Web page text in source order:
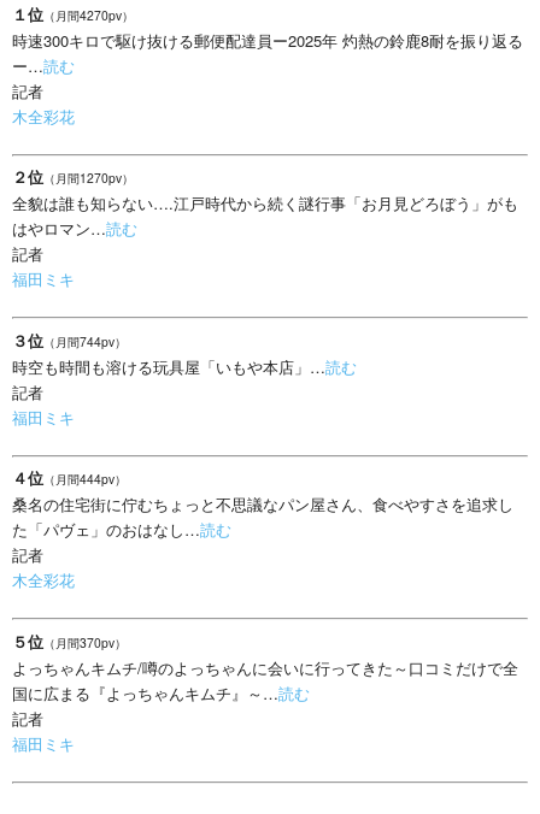
１位 （月間4270pv）
時速300キロで駆け抜ける郵便配達員ー2025年 灼熱の鈴鹿8耐を振り返る
ー…読む
記者
木全彩花
２位 （月間1270pv）
全貌は誰も知らない….江戸時代から続く謎行事「お月見どろぼう」がも
はやロマン…読む
記者
福田ミキ
３位 （月間744pv）
時空も時間も溶ける玩具屋「いもや本店」…読む
記者
福田ミキ
４位 （月間444pv）
桑名の住宅街に佇むちょっと不思議なパン屋さん、食べやすさを追求し
た「パヴェ」のおはなし…読む
記者
木全彩花
５位 （月間370pv）
よっちゃんキムチ/噂のよっちゃんに会いに行ってきた～口コミだけで全
国に広まる『よっちゃんキムチ』～…読む
記者
福田ミキ